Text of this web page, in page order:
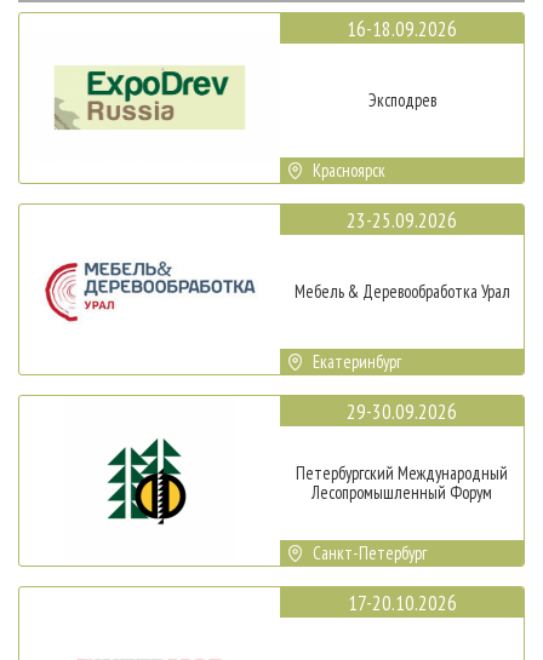
16-18.09.2026
Эксподрев
Красноярск
23-25.09.2026
Мебель & Деревообработка Урал
Екатеринбург
29-30.09.2026
Петербургский Международный
Лесопромышленный Форум
Санкт-Петербург
17-20.10.2026